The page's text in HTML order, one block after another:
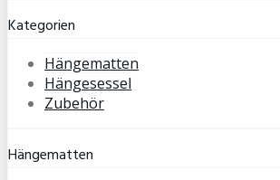
Kategorien
Hängematten
Hängesessel
Zubehör
Hängematten